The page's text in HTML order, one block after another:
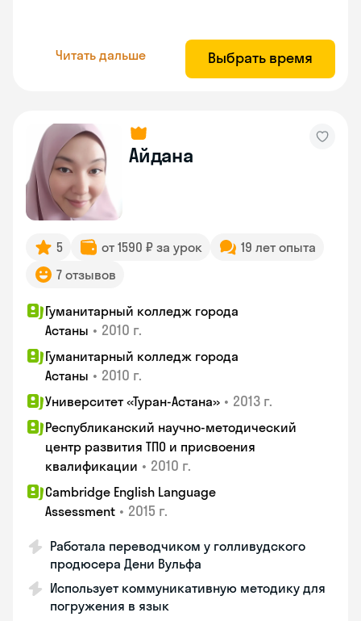
Читать дальше Выбрать время
Айдана
5 от 1590 ₽ за урок
19 лет опыта
7 отзывов
Гуманитарный колледж города
Астаны • 2010 г.
Гуманитарный колледж города
Астаны • 2010 г.
Университет «Туран-Астана» • 2013 г.
Республиканский научно-методический
центр развития ТПО и присвоения
квалификации • 2010 г.
Cambridge English Language
Assessment • 2015 г.
Работала переводчиком у голливудского
продюсера Дени Вульфа
Использует коммуникативную методику для
погружения в язык